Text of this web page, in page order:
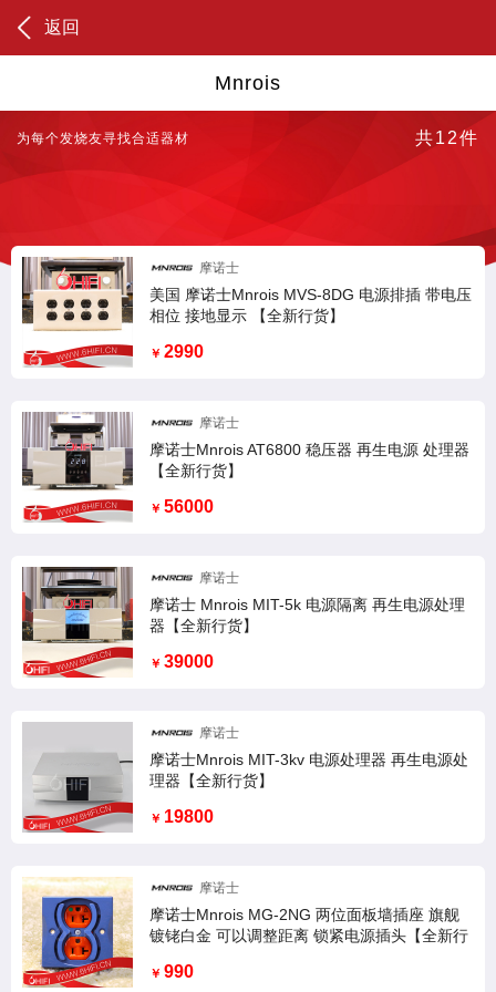
pro_pinpai,b.* from hf_pro a,hf_pinpai b where b.hf_pinpai_id=
返回
Mnrois
为每个发烧友寻找合适器材 共12件
摩诺士
美国 摩诺士Mnrois MVS-8DG 电源排插 带电压
相位 接地显示 【全新行货】
￥ 2990
摩诺士
摩诺士Mnrois AT6800 稳压器 再生电源 处理器
【全新行货】
￥ 56000
摩诺士
摩诺士 Mnrois MIT-5k 电源隔离 再生电源处理
器【全新行货】
￥ 39000
摩诺士
摩诺士Mnrois MIT-3kv 电源处理器 再生电源处
理器【全新行货】
￥ 19800
摩诺士
摩诺士Mnrois MG-2NG 两位面板墙插座 旗舰
镀铑白金 可以调整距离 锁紧电源插头【全新行
￥ 990